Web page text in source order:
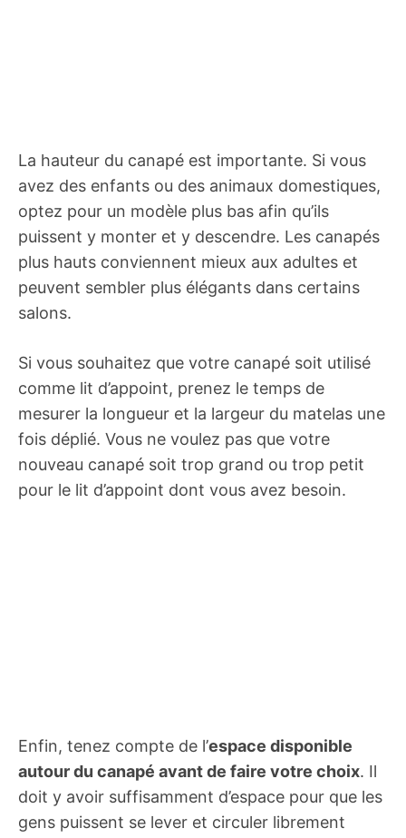
La hauteur du canapé est importante. Si vous
avez des enfants ou des animaux domestiques,
optez pour un modèle plus bas afin qu’ils
puissent y monter et y descendre. Les canapés
plus hauts conviennent mieux aux adultes et
peuvent sembler plus élégants dans certains
salons.
Si vous souhaitez que votre canapé soit utilisé
comme lit d’appoint, prenez le temps de
mesurer la longueur et la largeur du matelas une
fois déplié. Vous ne voulez pas que votre
nouveau canapé soit trop grand ou trop petit
pour le lit d’appoint dont vous avez besoin.
Enfin, tenez compte de l’espace disponible
autour du canapé avant de faire votre choix. Il
doit y avoir suffisamment d’espace pour que les
gens puissent se lever et circuler librement